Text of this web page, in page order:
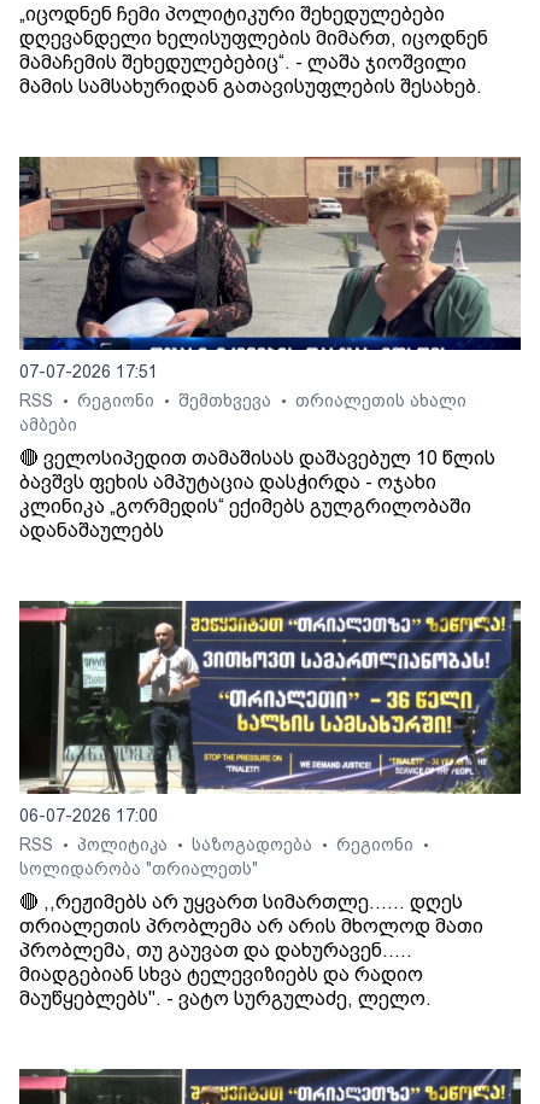
„იცოდნენ ჩემი პოლიტიკური შეხედულებები
დღევანდელი ხელისუფლების მიმართ, იცოდნენ
მამაჩემის შეხედულებებიც“. - ლაშა ჯიოშვილი
მამის სამსახურიდან გათავისუფლების შესახებ.
07-07-2026 17:51
RSS
• რეგიონი • შემთხვევა • თრიალეთის ახალი
ამბები
🔴 ველოსიპედით თამაშისას დაშავებულ 10 წლის
ბავშვს ფეხის ამპუტაცია დასჭირდა - ოჯახი
კლინიკა „გორმედის“ ექიმებს გულგრილობაში
ადანაშაულებს
06-07-2026 17:00
RSS
• პოლიტიკა • საზოგადოება • რეგიონი •
სოლიდარობა "თრიალეთს"
🔴 ,,რეჟიმებს არ უყვართ სიმართლე...... დღეს
თრიალეთის პრობლემა არ არის მხოლოდ მათი
პრობლემა, თუ გაუვათ და დახურავენ.....
მიადგებიან სხვა ტელევიზიებს და რადიო
მაუწყებლებს". - ვატო სურგულაძე, ლელო.